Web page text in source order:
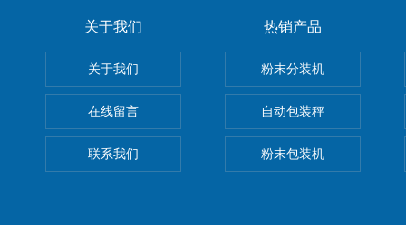
关于我们
关于我们
在线留言
联系我们
热销产品
粉末分装机
自动包装秤
粉末包装机